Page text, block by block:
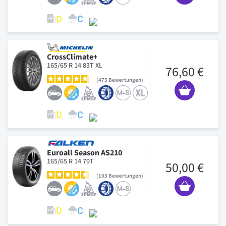
CrossClimate+
165/65 R 14 83T XL
475 Bewertungen 76,60 €
Euroall Season AS210
165/65 R 14 79T
103 Bewertungen 50,00 €